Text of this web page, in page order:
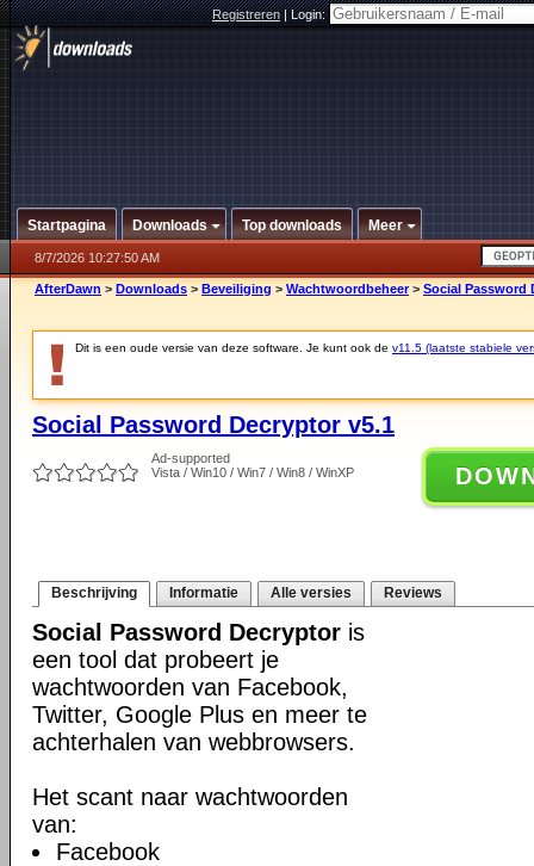
Registreren|Login:
Startpagina Downloads Top downloads Meer
8/7/2026 10:27:50 AM
AfterDawn > Downloads > Beveiliging > Wachtwoordbeheer > Social Password
Dit is een oude versie van deze software. Je kunt ook de v11.5 (laatste stabiele
Social Password Decryptor v5.1
Ad-supported
Vista / Win10 / Win7 / Win8 / WinXP
Beschrijving Informatie Alle versies Reviews
Social Password Decryptor is
een tool dat probeert je
wachtwoorden van Facebook,
Twitter, Google Plus en meer te
achterhalen van webbrowsers.
Het scant naar wachtwoorden
van:
Facebook